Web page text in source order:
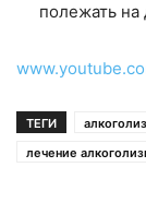
полежать на
ТЕГИ
лечение